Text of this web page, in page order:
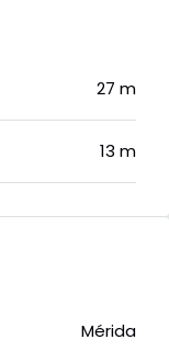
27 m
13 m
Mérida